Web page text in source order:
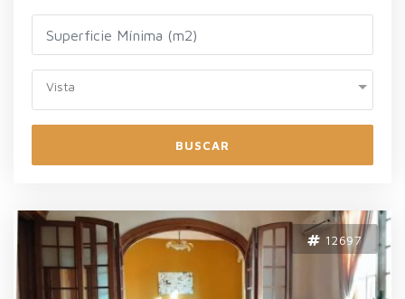
Vista
BUSCAR
12697